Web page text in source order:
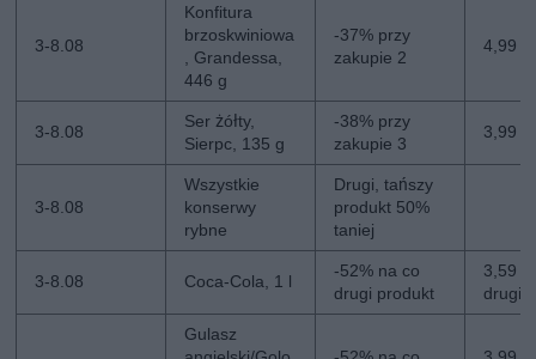
3-8.08
Konfitura
brzoskwiniowa
, Grandessa,
446 g
-37% przy
zakupie 2
4,99
3-8.08
Ser żółty,
Sierpc, 135 g
-38% przy
zakupie 3
3,99
3-8.08
Wszystkie
konserwy
rybne
Drugi, tańszy
produkt 50%
taniej
3-8.08 Coca-Cola, 1 l
-52% na co
drugi produkt
3,59
drugi
Gulasz